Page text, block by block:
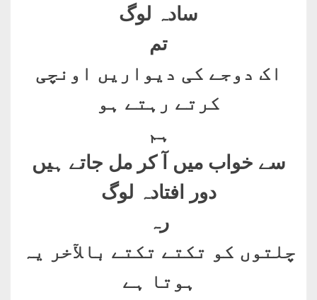
سادہ لوگ
تم
اک دوجے کی دیواریں اونچی
کرتے رہتے ہو
ہم
سے خواب میں آ کر مل جاتے ہیں
دور افتادہ لوگ
رہ
چلتوں کو تکتے تکتے بالآخر یہ
ہوتا ہے